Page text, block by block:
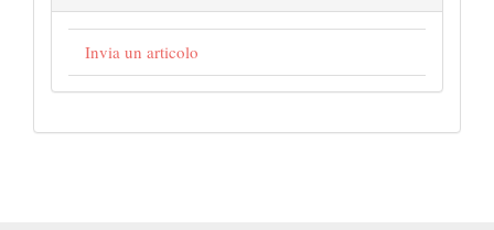
Invia un articolo